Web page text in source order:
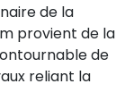
de la
provient de la
de
reliant la